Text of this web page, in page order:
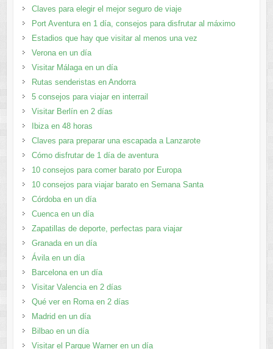
Claves para elegir el mejor seguro de viaje
Port Aventura en 1 día, consejos para disfrutar al máximo
Estadios que hay que visitar al menos una vez
Verona en un día
Visitar Málaga en un día
Rutas senderistas en Andorra
5 consejos para viajar en interrail
Visitar Berlín en 2 días
Ibiza en 48 horas
Claves para preparar una escapada a Lanzarote
Cómo disfrutar de 1 día de aventura
10 consejos para comer barato por Europa
10 consejos para viajar barato en Semana Santa
Córdoba en un día
Cuenca en un día
Zapatillas de deporte, perfectas para viajar
Granada en un día
Ávila en un día
Barcelona en un día
Visitar Valencia en 2 días
Qué ver en Roma en 2 días
Madrid en un día
Bilbao en un día
Visitar el Parque Warner en un día